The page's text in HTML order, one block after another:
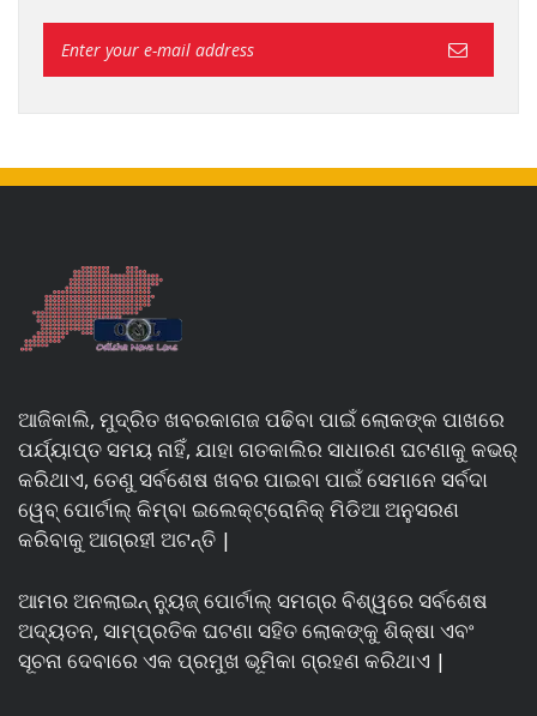
ଆଜିକାଲି, ମୁଦ୍ରିତ ଖବରକାଗଜ ପଢିବା ପାଇଁ ଲୋକଙ୍କ ପାଖରେ
ପର୍ଯ୍ୟାପ୍ତ ସମୟ ନାହିଁ, ଯାହା ଗତକାଲିର ସାଧାରଣ ଘଟଣାକୁ କଭର୍
କରିଥାଏ, ତେଣୁ ସର୍ବଶେଷ ଖବର ପାଇବା ପାଇଁ ସେମାନେ ସର୍ବଦା
ୱେବ୍ ପୋର୍ଟାଲ୍ କିମ୍ବା ଇଲେକ୍ଟ୍ରୋନିକ୍ ମିଡିଆ ଅନୁସରଣ
କରିବାକୁ ଆଗ୍ରହୀ ଅଟନ୍ତି |
ଆମର ଅନଲାଇନ୍ ନ୍ୟୁଜ୍ ପୋର୍ଟାଲ୍ ସମଗ୍ର ବିଶ୍ୱରେ ସର୍ବଶେଷ
ଅଦ୍ୟତନ, ସାମ୍ପ୍ରତିକ ଘଟଣା ସହିତ ଲୋକଙ୍କୁ ଶିକ୍ଷା ଏବଂ
ସୂଚନା ଦେବାରେ ଏକ ପ୍ରମୁଖ ଭୂମିକା ଗ୍ରହଣ କରିଥାଏ |